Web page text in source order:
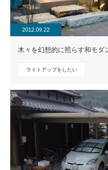
2012.09.22
木々を幻想的に照らす和モダ
ライトアップをしたい